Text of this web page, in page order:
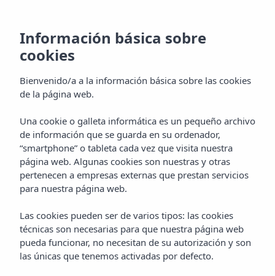
Información básica sobre
cookies
Bienvenido/a a la información básica sobre las cookies
de la página web.
Una cookie o galleta informática es un pequeño archivo
de información que se guarda en su ordenador,
“smartphone” o tableta cada vez que visita nuestra
página web. Algunas cookies son nuestras y otras
pertenecen a empresas externas que prestan servicios
para nuestra página web.
Las cookies pueden ser de varios tipos: las cookies
técnicas son necesarias para que nuestra página web
pueda funcionar, no necesitan de su autorización y son
las únicas que tenemos activadas por defecto.